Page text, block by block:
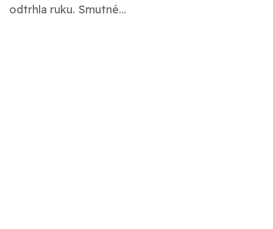
odtrhla ruku. Smutné…